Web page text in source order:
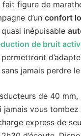
fait figure de
d’un confort
quasi inépuisable
de bruit
permettront
jamais perdre
de 40
jamais vous tombez
express de